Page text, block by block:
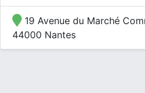
19 Avenue du Marché
44000 Nantes